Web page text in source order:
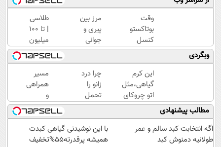
وقت
بوتاکستو
کنسل
کن!(ضد
چروک
طبیعی/
بدون
عوارض)
مرز بین
پیری و
جوانی
پوستت
کرم
ضدچروک
جلبکه!40%تخفیف
طلاسی
| تا 100
میلیون
وام
آنی
خرید
طلا💰
ثبت
نام
کن!
وبگردی
این کرم
گیاهی،مثل
اتو چروکای
پوستتوصاف
میکنه!50%تخفیف
چرا درد
زانو را
تحمل
می‌کنی؟
خیلی
ساده
درمنزل
مسیر
همراهی
و
گزارش
عملکرد
گروه
اسنپ
مطالب پیشنهادی
اگه انتخابت کبد سالم و عمر
طولانیه دمنوش کبد
با این نوشیدنی گیاهی کبدت
همیشه پرقدرته55%تخفیف